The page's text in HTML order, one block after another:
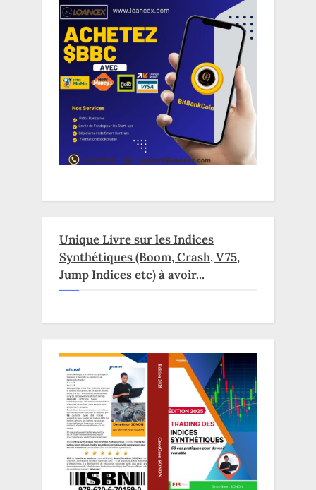
Unique Livre sur les Indices
Synthétiques (Boom, Crash, V75,
Jump Indices etc) à avoir...